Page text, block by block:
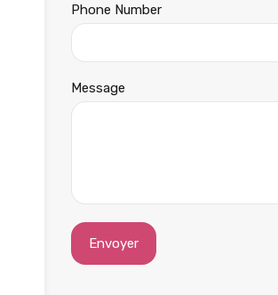
Phone Number
Message